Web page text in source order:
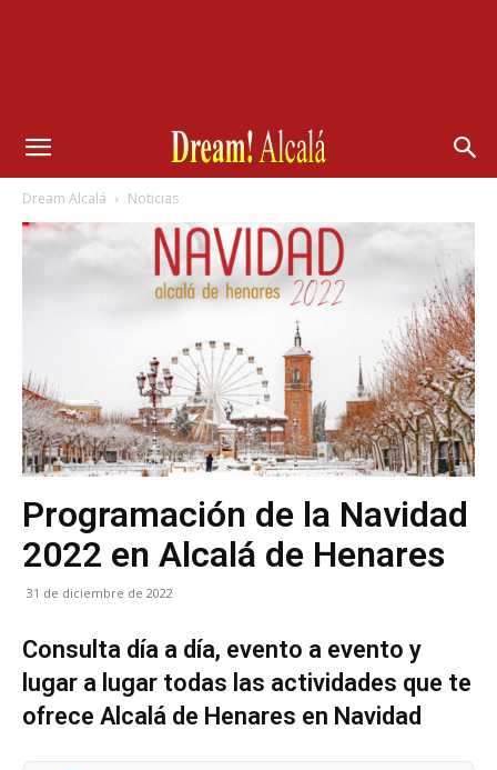
Dream Alcalá Noticias
Programación de la Navidad
2022 en Alcalá de Henares
31 de diciembre de 2022
Consulta día a día, evento a evento y
lugar a lugar todas las actividades que te
ofrece Alcalá de Henares en Navidad